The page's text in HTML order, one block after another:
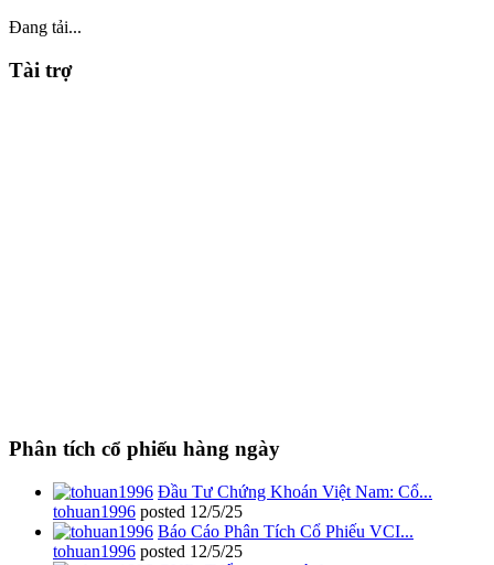
Đang tải...
Tài trợ
Phân tích cổ phiếu hàng ngày
Đầu Tư Chứng Khoán Việt Nam: Cổ...
tohuan1996 posted 12/5/25
Báo Cáo Phân Tích Cổ Phiếu VCI...
tohuan1996 posted 12/5/25